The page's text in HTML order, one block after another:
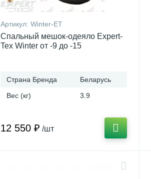
Артикул: Winter-ET
Спальный мешок-одеяло Expert-
Tex Winter от -9 до -15
Страна Бренда
Беларусь
Вес (кг)
3.9
12 550 ₽ /шт